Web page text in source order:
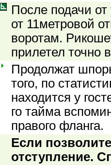
После подачи
от 11метровой
воротам.
прилетел точно
Продолжат
того, по
находится у
го тайма
правого фланга.
Если
отступление.